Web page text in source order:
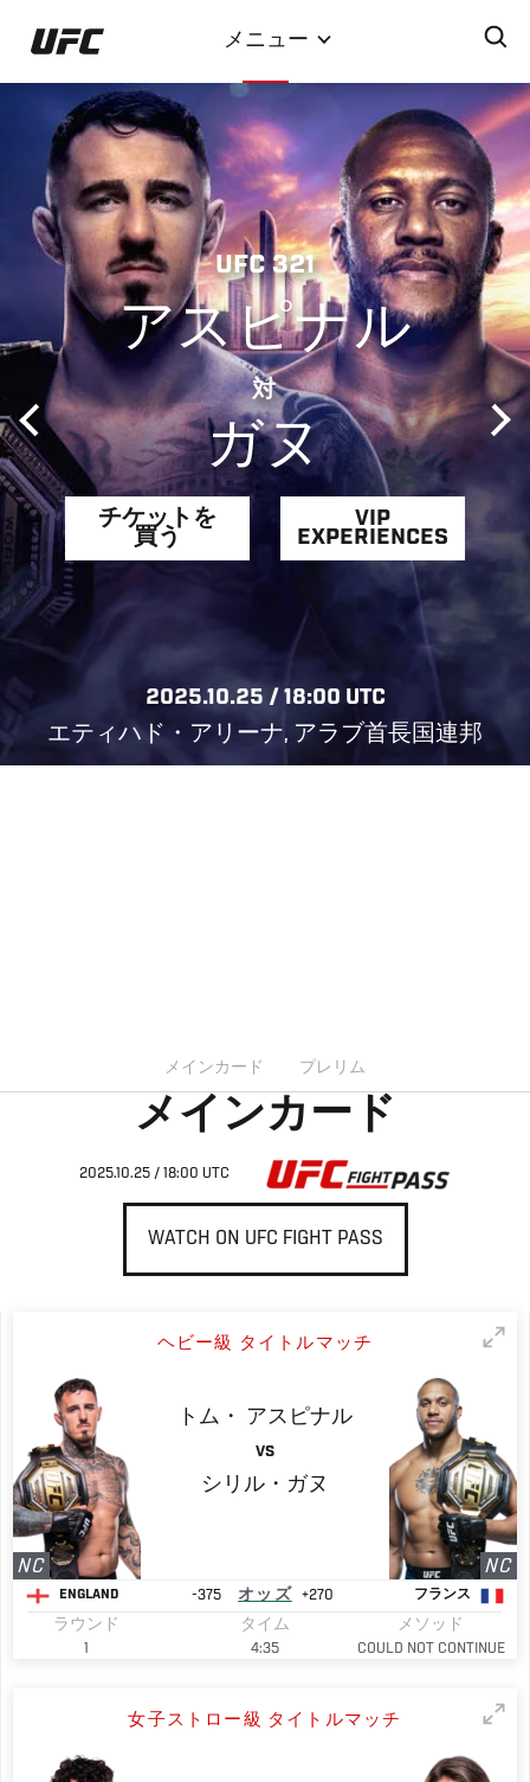
イ
ン
ン
ツ
メニュー
UFC 321
アスピナル
対
ガヌ
チケットを
買う
VIP
EXPERIENCES
2025.10.25 / 18:00 UTC
エティハド・アリーナ, アラブ首長国連邦
メインカード プレリム
メインカード
2025.10.25 / 18:00 UTC
WATCH ON UFC FIGHT PASS
ヘビー級 タイトルマッチ
NC
トム・ アスピナル
VS
シリル・ガヌ
NC
ENGLAND -375 オッズ +270 フランス
ラウンド
1
タイム
4:35
メソッド
COULD NOT CONTINUE
女子ストロー級 タイトルマッチ